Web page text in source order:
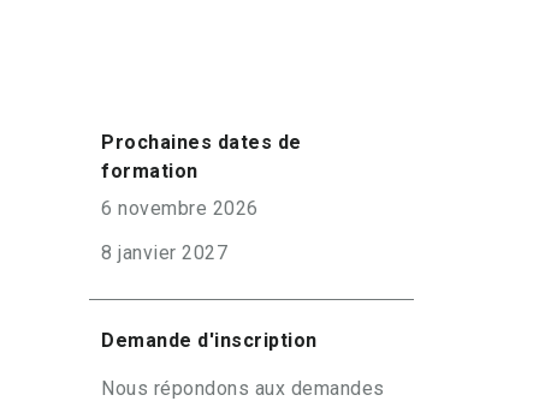
Prochaines dates de
formation
6 novembre 2026
8 janvier 2027
Demande d'inscription
Nous répondons aux demandes